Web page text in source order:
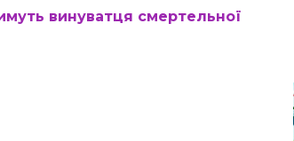
винуватця смертельної